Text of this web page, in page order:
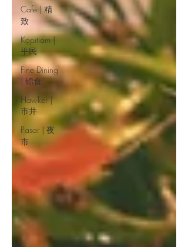
Cafe | 精
致
Kopitiam |
平民
Fine Dining
| 锦食
Hawker |
市井
Pasar | 夜
市